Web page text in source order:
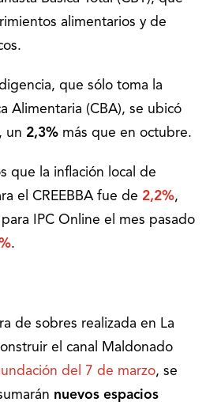
alimentarios y de
que sólo toma la
Alimentaria (CBA), se ubicó
, un 2,3% más que en octubre.
que la inflación local de
el CREEBBA fue de 2,2%,
IPC Online el mes pasado
.
de sobres realizada en La
el canal Maldonado
del 7 de marzo, se
nuevos espacios